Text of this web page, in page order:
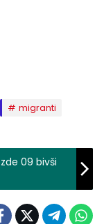
migranti
09 bivši